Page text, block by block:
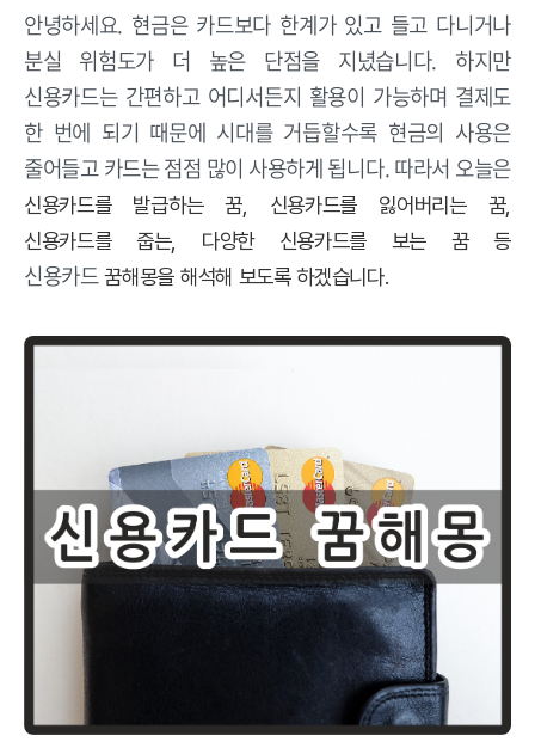
안녕하세요. 현금은 카드보다 한계가 있고 들고 다니거나
분실 위험도가 더 높은 단점을 지녔습니다. 하지만
신용카드는 간편하고 어디서든지 활용이 가능하며 결제도
한 번에 되기 때문에 시대를 거듭할수록 현금의 사용은
줄어들고 카드는 점점 많이 사용하게 됩니다. 따라서 오늘은
신용카드를 발급하는 꿈, 신용카드를 잃어버리는 꿈,
신용카드를 줍는, 다양한 신용카드를 보는 꿈 등
신용카드 꿈해몽을 해석해 보도록 하겠습니다.